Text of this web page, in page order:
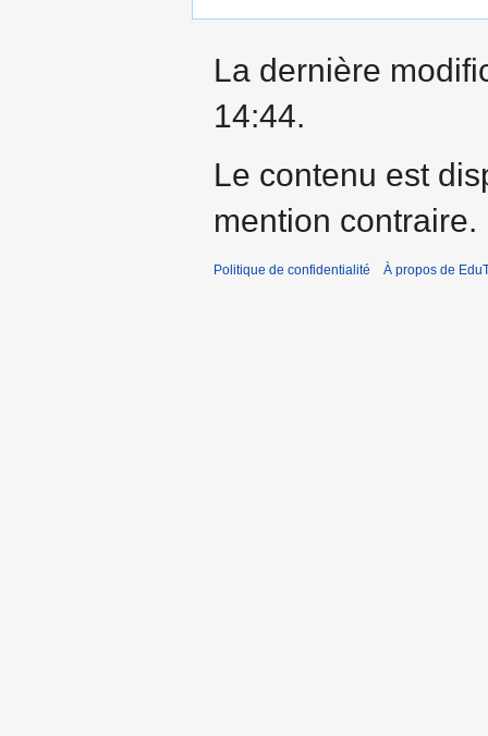
La dernière
14:44.
Le contenu est
mention contraire.
Politique de confidentialité À propos de